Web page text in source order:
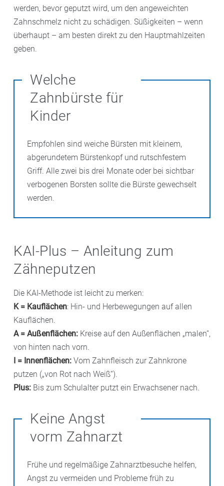
werden, bevor geputzt wird, um den angeweichten
Zahnschmelz nicht zu schädigen. Süßigkeiten – wenn
überhaupt – am besten direkt zu den Hauptmahlzeiten
geben.
Welche
Zahnbürste für
Kinder
Empfohlen sind weiche Bürsten mit kleinem,
abgerundetem Bürstenkopf und rutschfestem
Griff. Alle zwei bis drei Monate oder bei sichtbar
verbogenen Borsten sollte die Bürste gewechselt
werden.
KAI-Plus – Anleitung zum
Zähneputzen
Die KAI-Methode ist leicht zu merken:
K = Kauflächen: Hin- und Herbewegungen auf allen
Kauflächen.
A = Außenflächen: Kreise auf den Außenflächen „malen“,
von hinten nach vorn.
I = Innenflächen: Vom Zahnfleisch zur Zahnkrone
putzen („von Rot nach Weiß“).
Plus: Bis zum Schulalter putzt ein Erwachsener nach.
Keine Angst
vorm Zahnarzt
Frühe und regelmäßige Zahnarztbesuche helfen,
Angst zu vermeiden und Probleme früh zu